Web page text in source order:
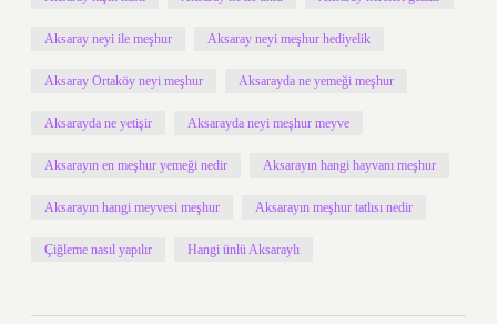
Aksaray neyi ile meşhur Aksaray neyi meşhur hediyelik
Aksaray Ortaköy neyi meşhur Aksarayda ne yemeği meşhur
Aksarayda ne yetişir Aksarayda neyi meşhur meyve
Aksarayın en meşhur yemeği nedir Aksarayın hangi hayvanı meşhur
Aksarayın hangi meyvesi meşhur Aksarayın meşhur tatlısı nedir
Çiğleme nasıl yapılır Hangi ünlü Aksaraylı